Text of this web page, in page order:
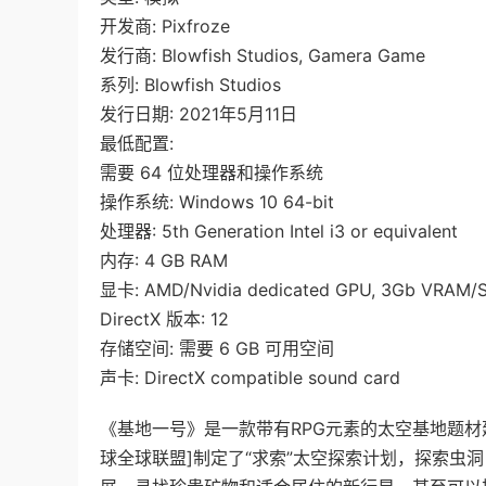
开发商: Pixfroze
发行商: Blowfish Studios, Gamera Game
系列: Blowfish Studios
发行日期: 2021年5月11日
最低配置:
需要 64 位处理器和操作系统
操作系统: Windows 10 64-bit
处理器: 5th Generation Intel i3 or equivalent
内存: 4 GB RAM
显卡: AMD/Nvidia dedicated GPU, 3Gb
DirectX 版本: 12
存储空间: 需要 6 GB 可用空间
声卡: DirectX compatible sound card
《基地一号》是一款带有RPG元素的太空基地题
球全球联盟]制定了“求索”太空探索计划，探索虫